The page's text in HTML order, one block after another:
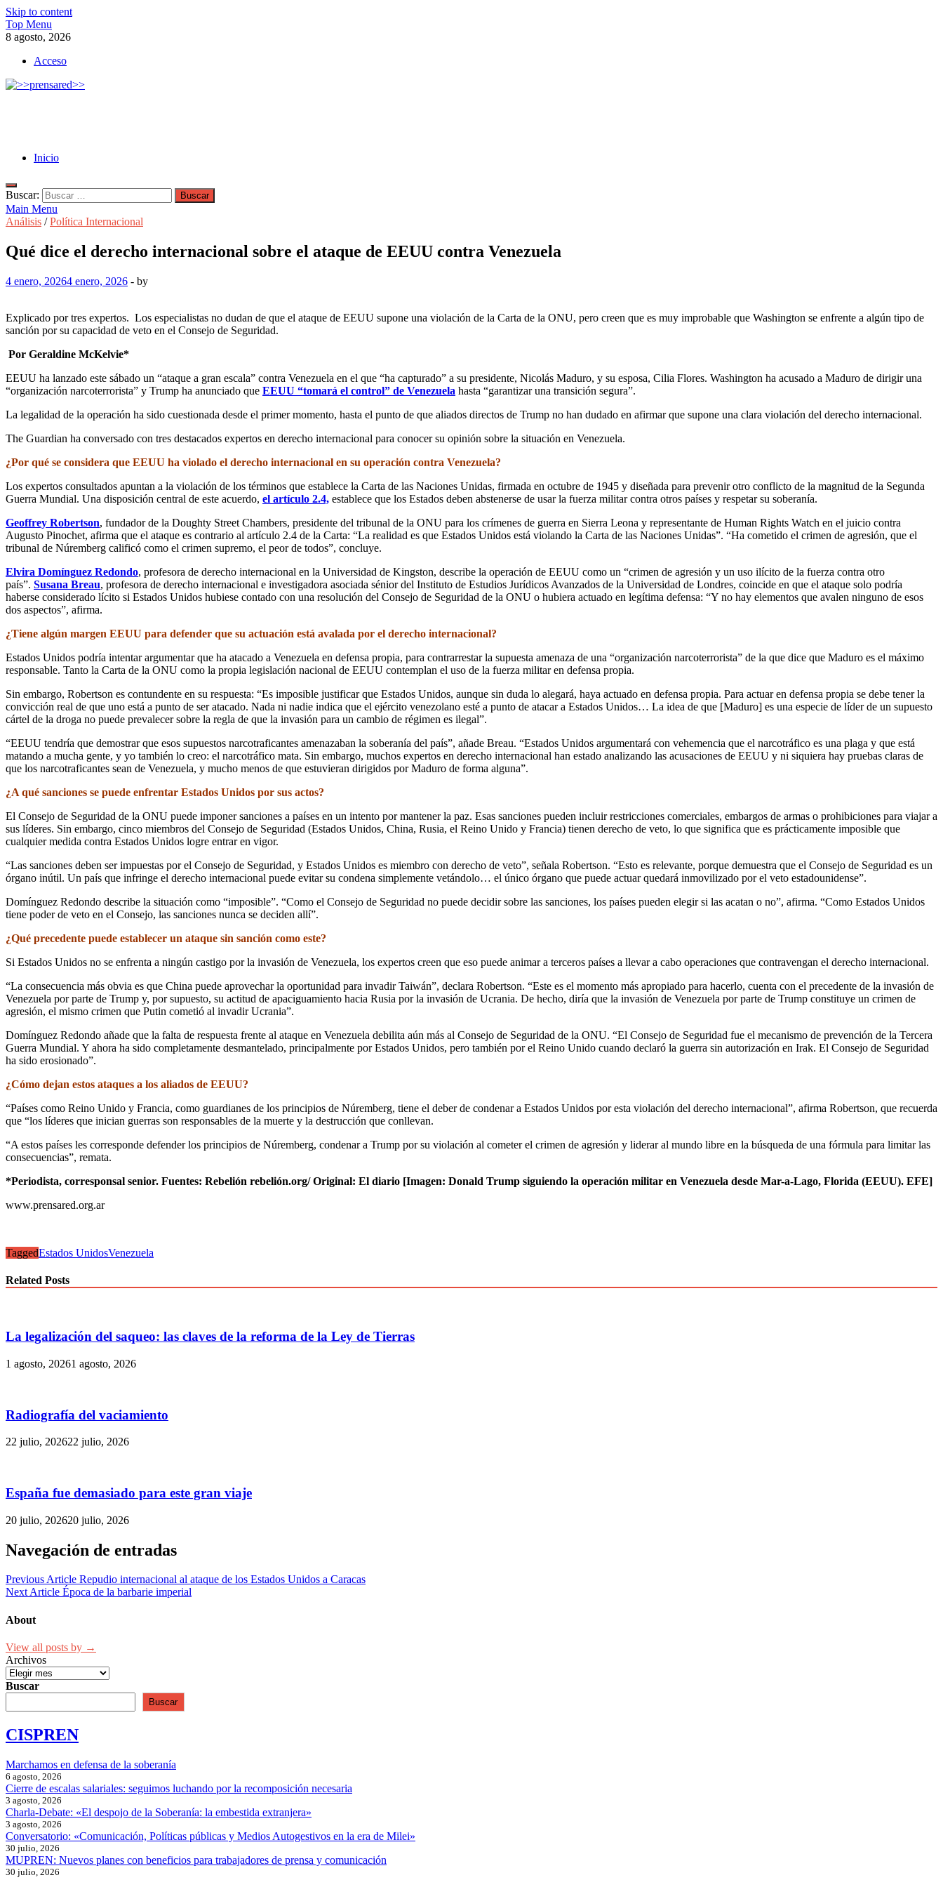
Skip to content
Top Menu
8 agosto, 2026
Acceso
Inicio
Buscar:
Main Menu
Análisis /Política Internacional
Qué dice el derecho internacional sobre el ataque de EEUU contra Venezuela
4 enero, 20264 enero, 2026 - by
Explicado por tres expertos. Los especialistas no dudan de que el ataque de EEUU supone una violación de la Carta de la ONU, pero creen que es muy improbable que Washington se enfrente a algún tipo de
sanción por su capacidad de veto en el Consejo de Seguridad.
Por Geraldine McKelvie*
EEUU ha lanzado este sábado un “ataque a gran escala” contra Venezuela en el que “ha capturado” a su presidente, Nicolás Maduro, y su esposa, Cilia Flores. Washington ha acusado a Maduro de dirigir una
“organización narcoterrorista” y Trump ha anunciado que EEUU “tomará el control” de Venezuela hasta “garantizar una transición segura”.
La legalidad de la operación ha sido cuestionada desde el primer momento, hasta el punto de que aliados directos de Trump no han dudado en afirmar que supone una clara violación del derecho internacional.
The Guardian ha conversado con tres destacados expertos en derecho internacional para conocer su opinión sobre la situación en Venezuela.
¿Por qué se considera que EEUU ha violado el derecho internacional en su operación contra Venezuela?
Los expertos consultados apuntan a la violación de los términos que establece la Carta de las Naciones Unidas, firmada en octubre de 1945 y diseñada para prevenir otro conflicto de la magnitud de la Segunda
Guerra Mundial. Una disposición central de este acuerdo, el artículo 2.4, establece que los Estados deben abstenerse de usar la fuerza militar contra otros países y respetar su soberanía.
Geoffrey Robertson, fundador de la Doughty Street Chambers, presidente del tribunal de la ONU para los crímenes de guerra en Sierra Leona y representante de Human Rights Watch en el juicio contra
Augusto Pinochet, afirma que el ataque es contrario al artículo 2.4 de la Carta: “La realidad es que Estados Unidos está violando la Carta de las Naciones Unidas”. “Ha cometido el crimen de agresión, que el
tribunal de Núremberg calificó como el crimen supremo, el peor de todos”, concluye.
Elvira Domínguez Redondo, profesora de derecho internacional en la Universidad de Kingston, describe la operación de EEUU como un “crimen de agresión y un uso ilícito de la fuerza contra otro
país”. Susana Breau, profesora de derecho internacional e investigadora asociada sénior del Instituto de Estudios Jurídicos Avanzados de la Universidad de Londres, coincide en que el ataque solo podría
haberse considerado lícito si Estados Unidos hubiese contado con una resolución del Consejo de Seguridad de la ONU o hubiera actuado en legítima defensa: “Y no hay elementos que avalen ninguno de esos
dos aspectos”, afirma.
¿Tiene algún margen EEUU para defender que su actuación está avalada por el derecho internacional?
Estados Unidos podría intentar argumentar que ha atacado a Venezuela en defensa propia, para contrarrestar la supuesta amenaza de una “organización narcoterrorista” de la que dice que Maduro es el máximo
responsable. Tanto la Carta de la ONU como la propia legislación nacional de EEUU contemplan el uso de la fuerza militar en defensa propia.
Sin embargo, Robertson es contundente en su respuesta: “Es imposible justificar que Estados Unidos, aunque sin duda lo alegará, haya actuado en defensa propia. Para actuar en defensa propia se debe tener la
convicción real de que uno está a punto de ser atacado. Nada ni nadie indica que el ejército venezolano esté a punto de atacar a Estados Unidos… La idea de que [Maduro] es una especie de líder de un supuesto
cártel de la droga no puede prevalecer sobre la regla de que la invasión para un cambio de régimen es ilegal”.
“EEUU tendría que demostrar que esos supuestos narcotraficantes amenazaban la soberanía del país”, añade Breau. “Estados Unidos argumentará con vehemencia que el narcotráfico es una plaga y que está
matando a mucha gente, y yo también lo creo: el narcotráfico mata. Sin embargo, muchos expertos en derecho internacional han estado analizando las acusaciones de EEUU y ni siquiera hay pruebas claras de
que los narcotraficantes sean de Venezuela, y mucho menos de que estuvieran dirigidos por Maduro de forma alguna”.
¿A qué sanciones se puede enfrentar Estados Unidos por sus actos?
El Consejo de Seguridad de la ONU puede imponer sanciones a países en un intento por mantener la paz. Esas sanciones pueden incluir restricciones comerciales, embargos de armas o prohibiciones para viajar a
sus líderes. Sin embargo, cinco miembros del Consejo de Seguridad (Estados Unidos, China, Rusia, el Reino Unido y Francia) tienen derecho de veto, lo que significa que es prácticamente imposible que
cualquier medida contra Estados Unidos logre entrar en vigor.
“Las sanciones deben ser impuestas por el Consejo de Seguridad, y Estados Unidos es miembro con derecho de veto”, señala Robertson. “Esto es relevante, porque demuestra que el Consejo de Seguridad es un
órgano inútil. Un país que infringe el derecho internacional puede evitar su condena simplemente vetándolo… el único órgano que puede actuar quedará inmovilizado por el veto estadounidense”.
Domínguez Redondo describe la situación como “imposible”. “Como el Consejo de Seguridad no puede decidir sobre las sanciones, los países pueden elegir si las acatan o no”, afirma. “Como Estados Unidos
tiene poder de veto en el Consejo, las sanciones nunca se deciden allí”.
¿Qué precedente puede establecer un ataque sin sanción como este?
Si Estados Unidos no se enfrenta a ningún castigo por la invasión de Venezuela, los expertos creen que eso puede animar a terceros países a llevar a cabo operaciones que contravengan el derecho internacional.
“La consecuencia más obvia es que China puede aprovechar la oportunidad para invadir Taiwán”, declara Robertson. “Este es el momento más apropiado para hacerlo, cuenta con el precedente de la invasión de
Venezuela por parte de Trump y, por supuesto, su actitud de apaciguamiento hacia Rusia por la invasión de Ucrania. De hecho, diría que la invasión de Venezuela por parte de Trump constituye un crimen de
agresión, el mismo crimen que Putin cometió al invadir Ucrania”.
Domínguez Redondo añade que la falta de respuesta frente al ataque en Venezuela debilita aún más al Consejo de Seguridad de la ONU. “El Consejo de Seguridad fue el mecanismo de prevención de la Tercera
Guerra Mundial. Y ahora ha sido completamente desmantelado, principalmente por Estados Unidos, pero también por el Reino Unido cuando declaró la guerra sin autorización en Irak. El Consejo de Seguridad
ha sido erosionado”.
¿Cómo dejan estos ataques a los aliados de EEUU?
“Países como Reino Unido y Francia, como guardianes de los principios de Núremberg, tiene el deber de condenar a Estados Unidos por esta violación del derecho internacional”, afirma Robertson, que recuerda
que “los líderes que inician guerras son responsables de la muerte y la destrucción que conllevan.
“A estos países les corresponde defender los principios de Núremberg, condenar a Trump por su violación al cometer el crimen de agresión y liderar al mundo libre en la búsqueda de una fórmula para limitar las
consecuencias”, remata.
*Periodista, corresponsal senior. Fuentes: Rebelión rebelión.org/ Original: El diario [Imagen: Donald Trump siguiendo la operación militar en Venezuela desde Mar-a-Lago, Florida (EEUU). EFE]
www.prensared.org.ar
TaggedEstados UnidosVenezuela
Related Posts
La legalización del saqueo: las claves de la reforma de la Ley de Tierras
1 agosto, 20261 agosto, 2026
Radiografía del vaciamiento
22 julio, 202622 julio, 2026
España fue demasiado para este gran viaje
20 julio, 202620 julio, 2026
Navegación de entradas
Previous Article Repudio internacional al ataque de los Estados Unidos a Caracas
Next Article Época de la barbarie imperial
About
View all posts by →
Archivos
Buscar
Buscar
CISPREN
Marchamos en defensa de la soberanía
6 agosto, 2026
Cierre de escalas salariales: seguimos luchando por la recomposición necesaria
3 agosto, 2026
Charla-Debate: «El despojo de la Soberanía: la embestida extranjera»
3 agosto, 2026
Conversatorio: «Comunicación, Políticas públicas y Medios Autogestivos en la era de Milei»
30 julio, 2026
MUPREN: Nuevos planes con beneficios para trabajadores de prensa y comunicación
30 julio, 2026